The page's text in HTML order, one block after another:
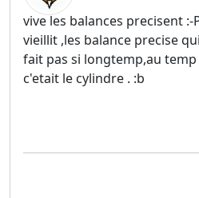
vive les balances precisent :-
vieillit ,les balance precise
fait pas si longtemp,au temp
c'etait le cylindre . :b